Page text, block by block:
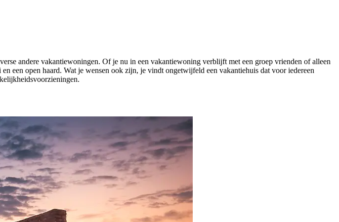
andere vakantiewoningen. Of je nu in een vakantiewoning verblijft met een groep vrienden of alleen
een open haard. Wat je wensen ook zijn, je vindt ongetwijfeld een vakantiehuis dat voor iedereen